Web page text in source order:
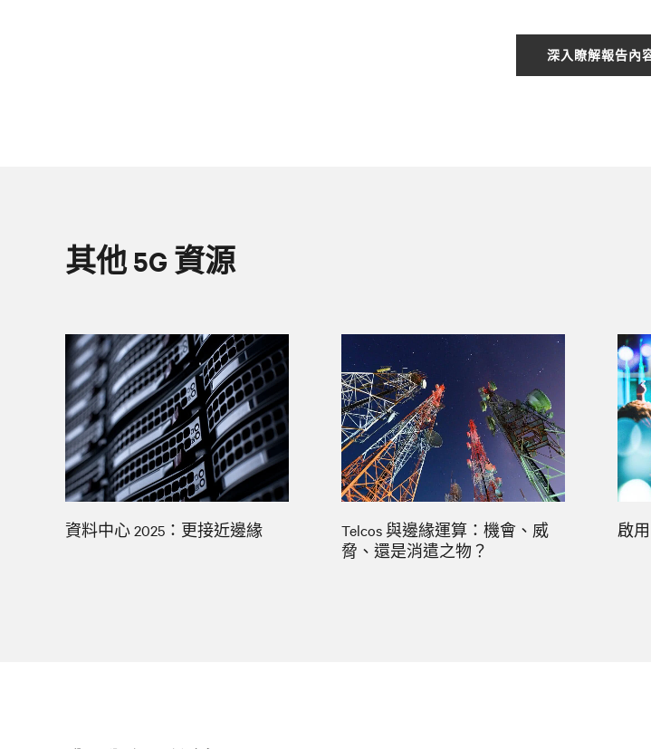
深入瞭解報告內
其他 5G 資源
資料中心 2025：更接近邊緣
Telcos 與邊緣運算：機會、威
脅、還是消遣之物？
啟